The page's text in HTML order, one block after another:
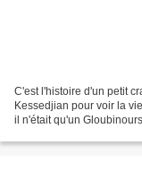
C'est l'histoire d'un petit
Kessedjian pour voir la
il n'était qu'un